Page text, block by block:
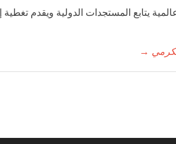
يتابع المستجدات الدولية ويقدم تغطية